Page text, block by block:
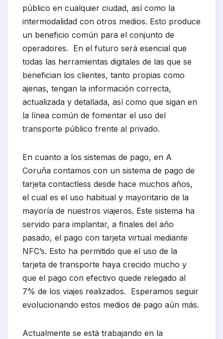
público en cualquier ciudad, así como la
intermodalidad con otros medios. Esto produce
un beneficio común para el conjunto de
operadores. En el futuro será esencial que
todas las herramientas digitales de las que se
benefician los clientes, tanto propias como
ajenas, tengan la información correcta,
actualizada y detallada, así como que sigan en
la línea común de fomentar el uso del
transporte público frente al privado.
En cuanto a los sistemas de pago, en A
Coruña contamos con un sistema de pago de
tarjeta contactless desde hace muchos años,
el cual es el uso habitual y mayoritario de la
mayoría de nuestros viajeros. Este sistema ha
servido para implantar, a finales del año
pasado, el pago con tarjeta virtual mediante
NFC’s. Esto ha permitido que el uso de la
tarjeta de transporte haya crecido mucho y
que el pago con efectivo quede relegado al
7% de los viajes realizados. Esperamos seguir
evolucionando estos medios de pago aún más.
Actualmente se está trabajando en la